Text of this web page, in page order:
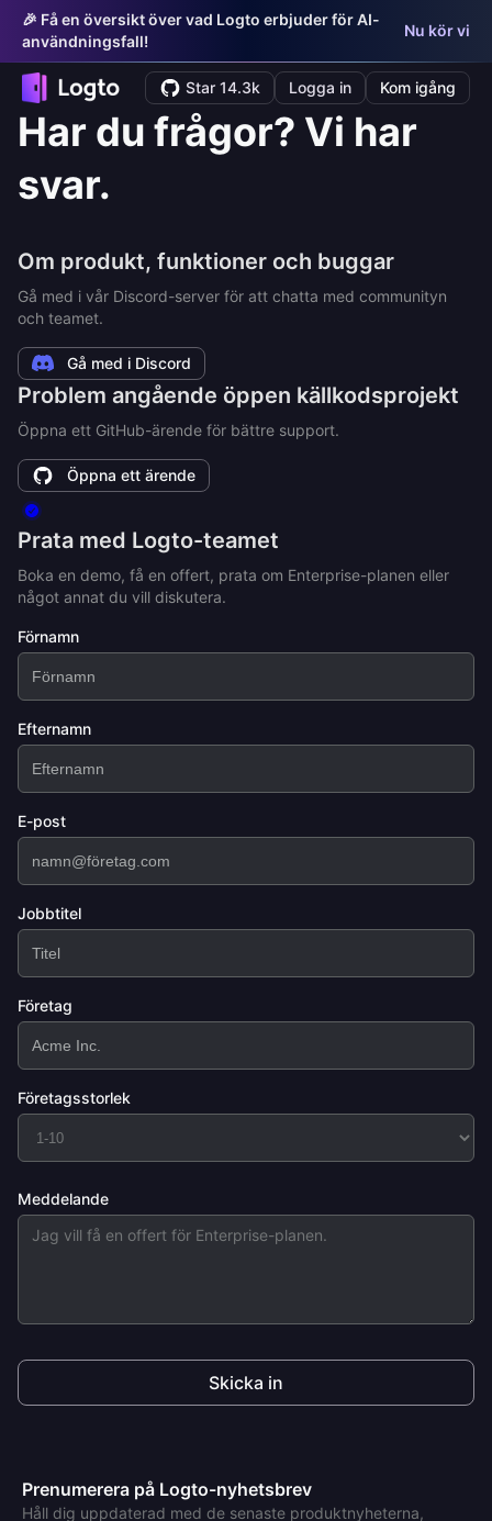
🎉 Få en översikt över vad Logto erbjuder för AI-
användningsfall!
Nu kör vi
Star 14.3k Logga in Kom igång
Har du frågor? Vi har
svar.
Om produkt, funktioner och buggar
Gå med i vår Discord-server för att chatta med communityn
och teamet.
Gå med i Discord
Problem angående öppen källkodsprojekt
Öppna ett GitHub-ärende för bättre support.
Öppna ett ärende
Prata med Logto-teamet
Boka en demo, få en offert, prata om Enterprise-planen eller
något annat du vill diskutera.
Förnamn
Efternamn
E-post
Jobbtitel
Företag
Företagsstorlek
Meddelande
Skicka in
Prenumerera på Logto-nyhetsbrev
Håll dig uppdaterad med de senaste produktnyheterna,